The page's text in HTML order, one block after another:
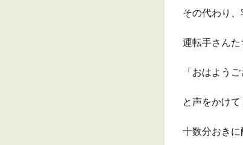
その代わり、
運転手さんた
「おはようご
と声をかけて
十数分おき